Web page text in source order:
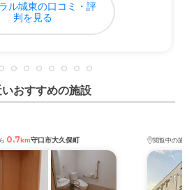
ル城東の口コミ・評
判を見る
おすすめの施設
0.7km守口市大久保町 閲覧中の施